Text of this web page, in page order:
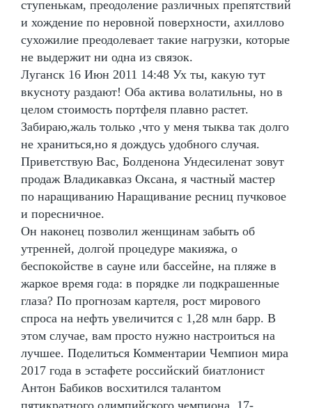
ступенькам, преодоление различных препятствий
и хождение по неровной поверхности, ахиллово
сухожилие преодолевает такие нагрузки, которые
не выдержит ни одна из связок.
Луганск 16 Июн 2011 14:48 Ух ты, какую тут
вкусноту раздают! Оба актива волатильны, но в
целом стоимость портфеля плавно растет.
Забираю,жаль только ,что у меня тыква так долго
не храниться,но я дождусь удобного случая.
Приветствую Вас, Болденона Ундесиленат зовут
продаж Владикавказ Оксана, я частный мастер
по наращиванию Наращивание ресниц пучковое
и поресничное.
Он наконец позволил женщинам забыть об
утренней, долгой процедуре макияжа, о
беспокойстве в сауне или бассейне, на пляже в
жаркое время года: в порядке ли подкрашенные
глаза? По прогнозам картеля, рост мирового
спроса на нефть увеличится с 1,28 млн барр. В
этом случае, вам просто нужно настроиться на
лучшее. Поделиться Комментарии Чемпион мира
2017 года в эстафете российский биатлонист
Антон Бабиков восхитился талантом
пятикратного олимпийского чемпиона, 17-